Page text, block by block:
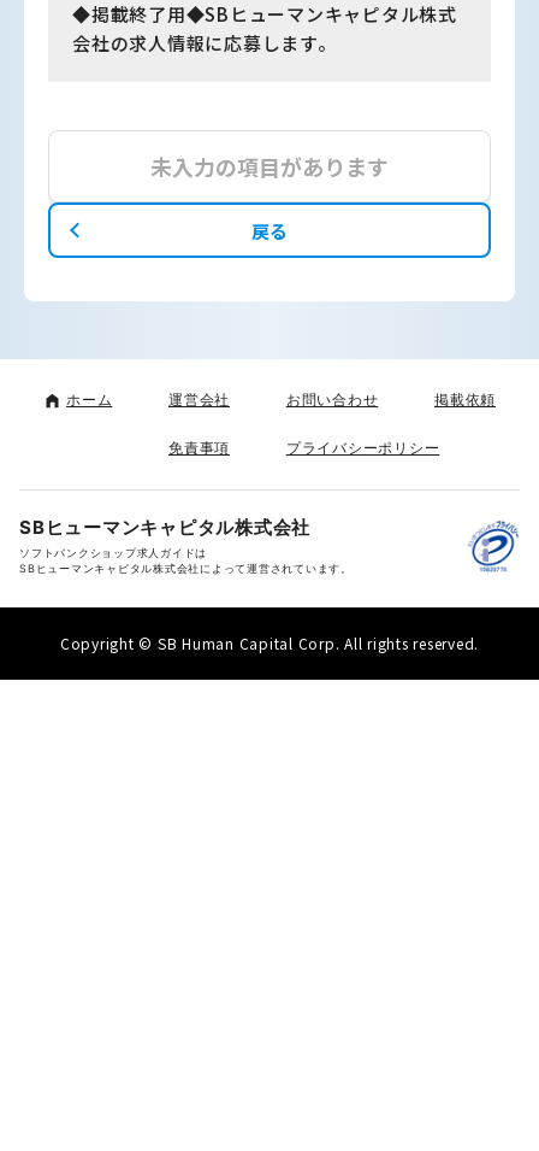
◆掲載終了用◆SBヒューマンキャピタル株式
会社の求人情報に応募します。
未入力の項目があります
戻る
ホーム 運営会社 お問い合わせ 掲載依頼
免責事項 プライバシーポリシー
SBヒューマンキャピタル株式会社
ソフトバンクショップ求人ガイドは
SBヒューマンキャピタル株式会社によって運営されています。
Copyright © SB Human Capital Corp. All rights reserved.